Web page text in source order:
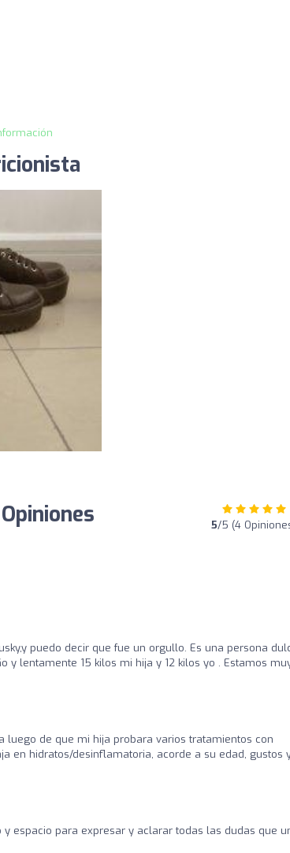
5/5 (4
puedo decir que fue un orgullo. Es una persona
y lentamente 15 kilos mi hija y 12 kilos yo . Estamos
luego de que mi hija probara varios tratamientos con
en hidratos/desinflamatoria, acorde a su edad, gustos
espacio para expresar y aclarar todas las dudas que